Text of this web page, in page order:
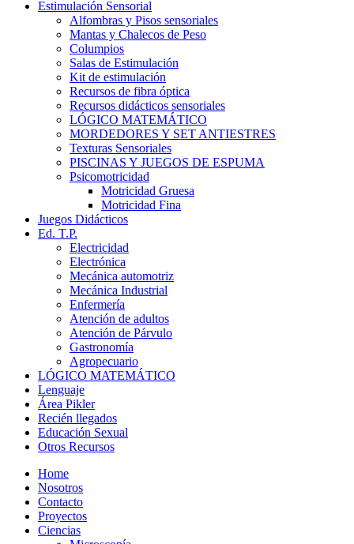
Estimulación Sensorial
Alfombras y Pisos sensoriales
Mantas y Chalecos de Peso
Columpios
Salas de Estimulación
Kit de estimulación
Recursos de fibra óptica
Recursos didácticos sensoriales
LÓGICO MATEMÁTICO
MORDEDORES Y SET ANTIESTRES
Texturas Sensoriales
PISCINAS Y JUEGOS DE ESPUMA
Psicomotricidad
Motricidad Gruesa
Motricidad Fina
Juegos Didácticos
Ed. T.P.
Electricidad
Electrónica
Mecánica automotriz
Mecánica Industrial
Enfermería
Atención de adultos
Atención de Párvulo
Gastronomía
Agropecuario
LÓGICO MATEMÁTICO
Lenguaje
Área Pikler
Recién llegados
Educación Sexual
Otros Recursos
Home
Nosotros
Contacto
Proyectos
Ciencias